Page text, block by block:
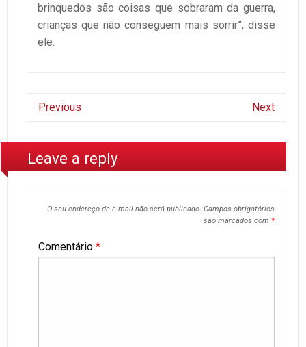
brinquedos são coisas que sobraram da guerra,
crianças que não conseguem mais sorrir”, disse
ele.
Previous Next
Leave a reply
O seu endereço de e-mail não será publicado. Campos obrigatórios
são marcados com *
Comentário *